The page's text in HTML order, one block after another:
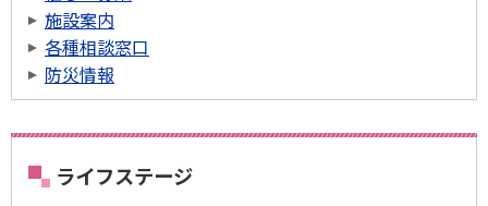
施設案内
各種相談窓口
防災情報
ライフステージ